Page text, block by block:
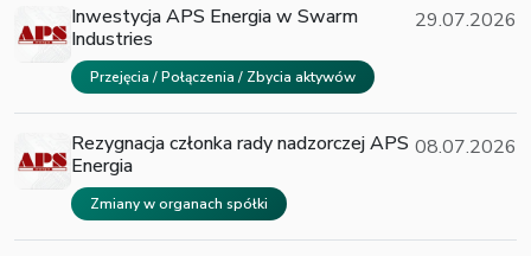
Inwestycja APS Energia w Swarm
Industries
Przejęcia / Połączenia / Zbycia aktywów
29.07.2026
Rezygnacja członka rady nadzorczej APS
Energia
Zmiany w organach spółki
08.07.2026